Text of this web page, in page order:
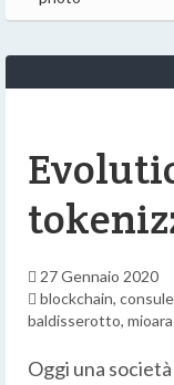
27 Gennaio 2020
blockchain,
baldisserotto,
Oggi una